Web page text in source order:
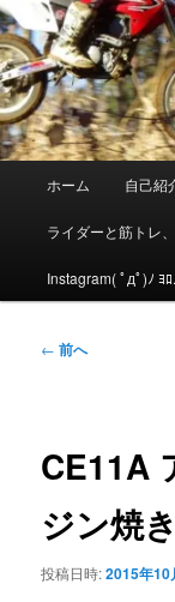
ュ
ホーム 自己紹
ライダーと筋トレ
Instagram( ﾟдﾟ)ﾉ ﾖﾛ.
投
ー
ョ
ン
← 前へ
CE11A
ジン焼
投稿日時:2015年10